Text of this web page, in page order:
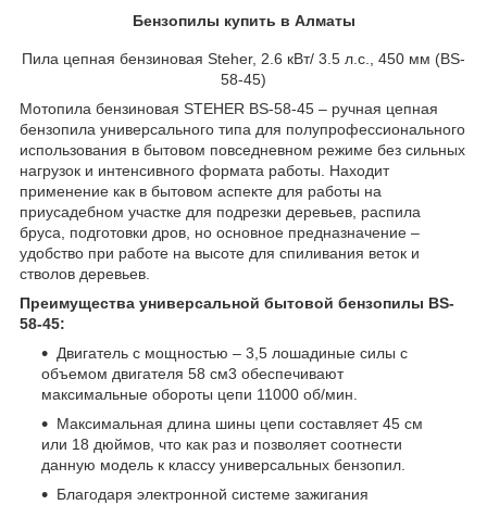
Бензопилы купить в Алматы
Пила цепная бензиновая Steher, 2.6 кВт/ 3.5 л.с., 450 мм (BS-
58-45)
Мотопила бензиновая STEHER BS-58-45 – ручная цепная
бензопила универсального типа для полупрофессионального
использования в бытовом повседневном режиме без сильных
нагрузок и интенсивного формата работы. Находит
применение как в бытовом аспекте для работы на
приусадебном участке для подрезки деревьев, распила
бруса, подготовки дров, но основное предназначение –
удобство при работе на высоте для спиливания веток и
стволов деревьев.
Преимущества универсальной бытовой бензопилы BS-
58-45:
Двигатель с мощностью – 3,5 лошадиные силы с
объемом двигателя 58 см3 обеспечивают
максимальные обороты цепи 11000 об/мин.
Максимальная длина шины цепи составляет 45 см
или 18 дюймов, что как раз и позволяет соотнести
данную модель к классу универсальных бензопил.
Благодаря электронной системе зажигания